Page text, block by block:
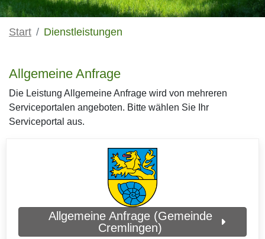
Start Dienstleistungen
Allgemeine Anfrage
Die Leistung Allgemeine Anfrage wird von mehreren
Serviceportalen angeboten. Bitte wählen Sie Ihr
Serviceportal aus.
Allgemeine Anfrage (Gemeinde
Cremlingen)